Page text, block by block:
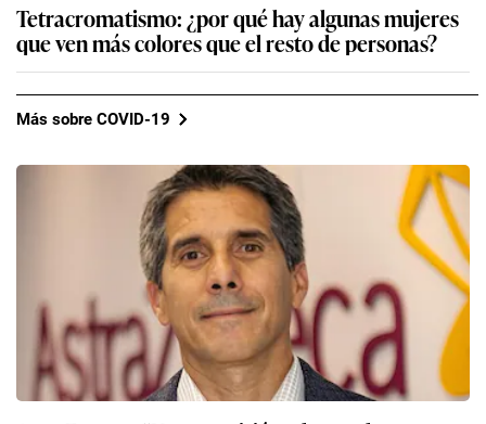
Tetracromatismo: ¿por qué hay algunas mujeres
que ven más colores que el resto de personas?
Más sobre COVID-19